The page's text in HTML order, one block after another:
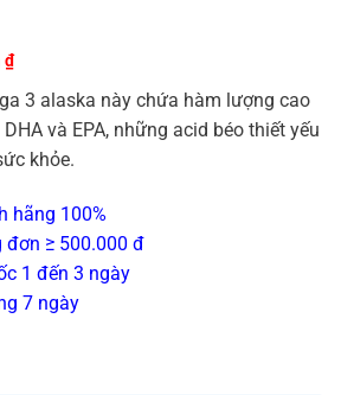
₫Giá
tại
là:
695.000 ₫.
3 alaska này chứa hàm lượng cao
và EPA, những acid béo thiết yếu
khỏe.
hãng 100%
đơn ≥ 500.000 đ
1 đến 3 ngày
7 ngày